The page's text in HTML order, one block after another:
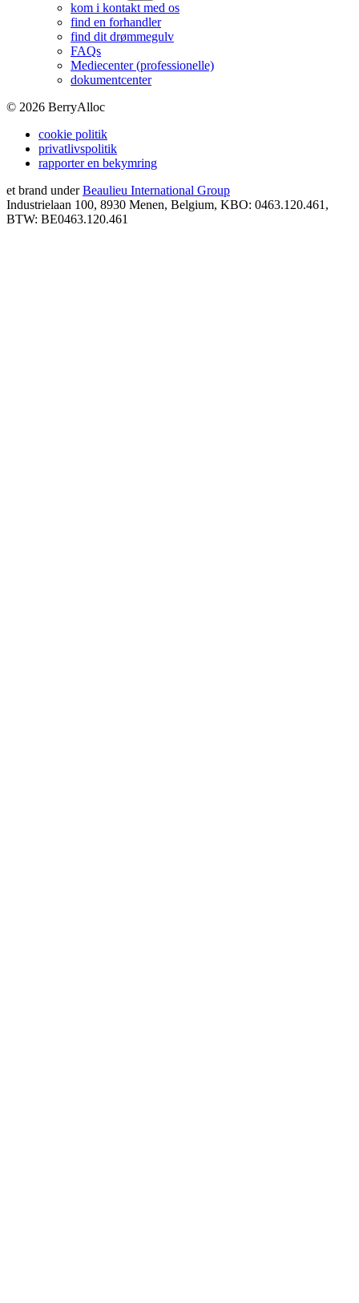
kom i kontakt med os
find en forhandler
find dit drømmegulv
FAQs
Mediecenter (professionelle)
dokumentcenter
© 2026 BerryAlloc
cookie politik
privatlivspolitik
rapporter en bekymring
et brand under Beaulieu International Group
Industrielaan 100, 8930 Menen, Belgium, KBO: 0463.120.461,
BTW: BE0463.120.461